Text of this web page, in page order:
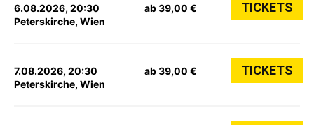
6.08.2026, 20:30
Peterskirche, Wien
ab 39,00 € TICKETS
7.08.2026, 20:30
Peterskirche, Wien
ab 39,00 € TICKETS